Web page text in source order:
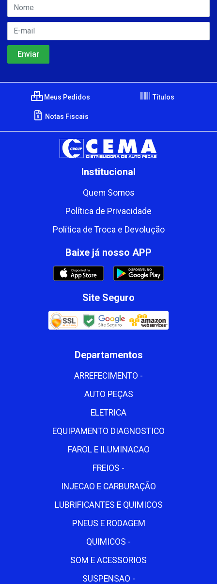
Meus Pedidos Títulos
Notas Fiscais
Institucional
Quem Somos
Política de Privacidade
Política de Troca e Devolução
Baixe já nosso APP
Site Seguro
Departamentos
ARREFECIMENTO -
AUTO PEÇAS
ELETRICA
EQUIPAMENTO DIAGNOSTICO
FAROL E ILUMINACAO
FREIOS -
INJECAO E CARBURAÇÃO
LUBRIFICANTES E QUIMICOS
PNEUS E RODAGEM
QUIMICOS -
SOM E ACESSORIOS
SUSPENSAO -